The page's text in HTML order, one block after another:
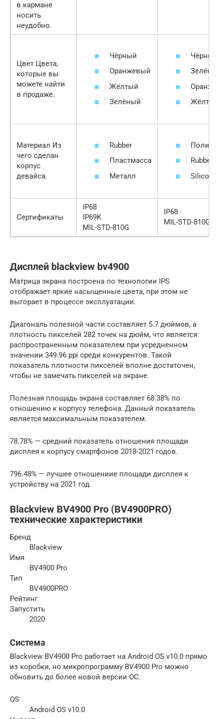
в кармане
носить
неудобно.
Цвет Цвета,
которые вы
можете найти
в продаже.
Чёрный
Оранжевый
Жёлтый
Зелёный
Чёрный
Жёлтый
Материал Из
чего сделан
корпус
девайса.
Rubber
Пластмасса
Металл
Rubber
Silicone
Сертификаты
IP68
IP69K
MIL-STD-810G
IP68
MIL-STD-810G
Дисплей blackview bv4900
Матрица экрана построена по технологии IPS
отображает яркие насыщенные цвета, при этом не
выгорает в процессе эксплуатации.
Диагональ полезной части составляет 5.7 дюймов, а
плотность пикселей 282 точек на дюйм, что является
распространенным показателем при усредненном
значении 349.96 ppi среди конкурентов. Такой
показатель плотности пикселей вполне достаточен,
чтобы не замечать пикселей на экране.
Полезная площадь экрана составляет 68.38% по
отношению к корпусу телефона. Данный показатель
является максимальным показателем.
78.78% — средний показатель отношения площади
дисплея к корпусу смартфонов 2018-2021 годов.
796.48% — лучшее отношениие площади дисплея к
устройству на 2021 год.
Blackview BV4900 Pro (BV4900PRO)
технические характеристики
Бренд
Blackview
Имя
BV4900 Pro
Тип
BV4900PRO
Рейтинг
Запустить
2020
Система
Blackview BV4900 Pro работает на Android OS v10.0 прямо
из коробки, но микропрограмму BV4900 Pro можно
обновить до более новой версии ОС.
OS
Android OS v10.0